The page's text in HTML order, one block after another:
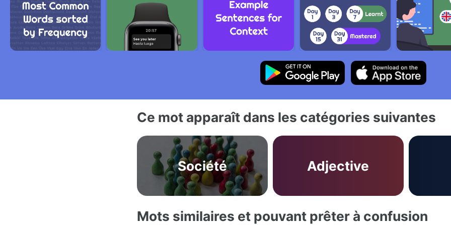
Ce mot apparaît dans les catégories suivantes
Société Adjective
Mots similaires et pouvant prêter à confusion